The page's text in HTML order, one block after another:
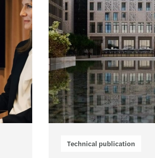
Technical publication